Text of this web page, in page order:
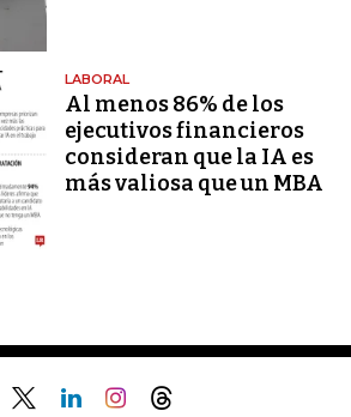
LABORAL
Al menos 86% de los
ejecutivos financieros
consideran que la IA es
más valiosa que un MBA